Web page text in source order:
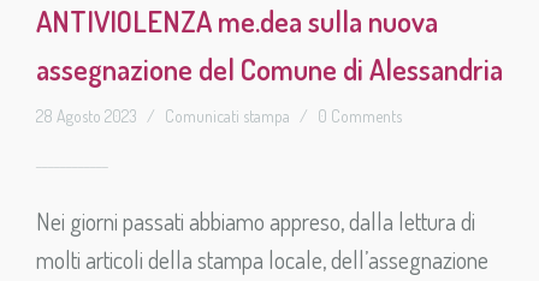
ANTIVIOLENZA me.dea sulla nuova
assegnazione del Comune di Alessandria
28 Agosto 2023 / Comunicati stampa / 0 Comments
Nei giorni passati abbiamo appreso, dalla lettura di
molti articoli della stampa locale, dell’assegnazione